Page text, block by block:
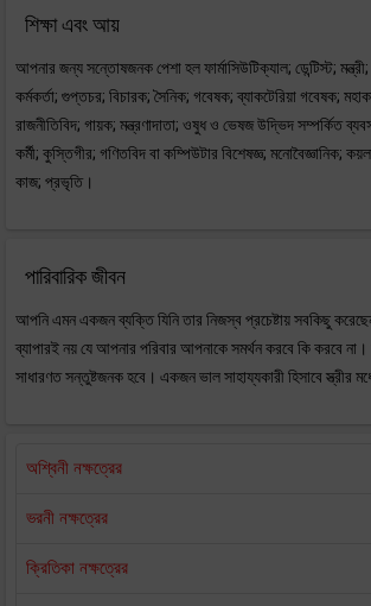
শিক্ষা এবং আয়
আপনার জন্য সন্তোষজনক পেশা হল ফার্মাসিউটিক্যাল; ডেন্টিস্ট;
কর্মকর্তা; গুপ্তচর; বিচারক; সৈনিক; গবেষক; ব্যাকটেরিয়া গবেষক;
রাজনীতিবিদ; গায়ক; মন্ত্রণাদাতা; ওষুধ ও ভেষজ উদ্ভিদ সম্পর্কিত
কর্মী; কুস্তিগীর; গণিতবিদ বা কম্পিউটার বিশেষজ্ঞ; মনোবৈজ্ঞানিক;
কাজ; প্রভৃতি।
পারিবারিক জীবন
আপনি এমন একজন ব্যক্তি যিনি তার নিজস্ব প্রচেষ্টায় সবকিছু
ব্যাপারই নয় যে আপনার পরিবার আপনাকে সমর্থন করবে কি করবে
সাধারণত সন্তুষ্টজনক হবে। একজন ভাল সাহায্যকারী হিসাবে স্ত্রীর
অশ্বিনী নক্ষত্রের
ভরনী নক্ষত্রের
ক্রিতিকা নক্ষত্রের